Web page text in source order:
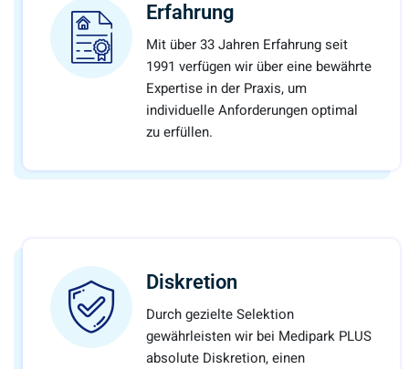
Erfahrung
Mit über 33 Jahren Erfahrung seit
1991 verfügen wir über eine bewährte
Expertise in der Praxis, um
individuelle Anforderungen optimal
zu erfüllen.
Diskretion
Durch gezielte Selektion
gewährleisten wir bei Medipark PLUS
absolute Diskretion, einen